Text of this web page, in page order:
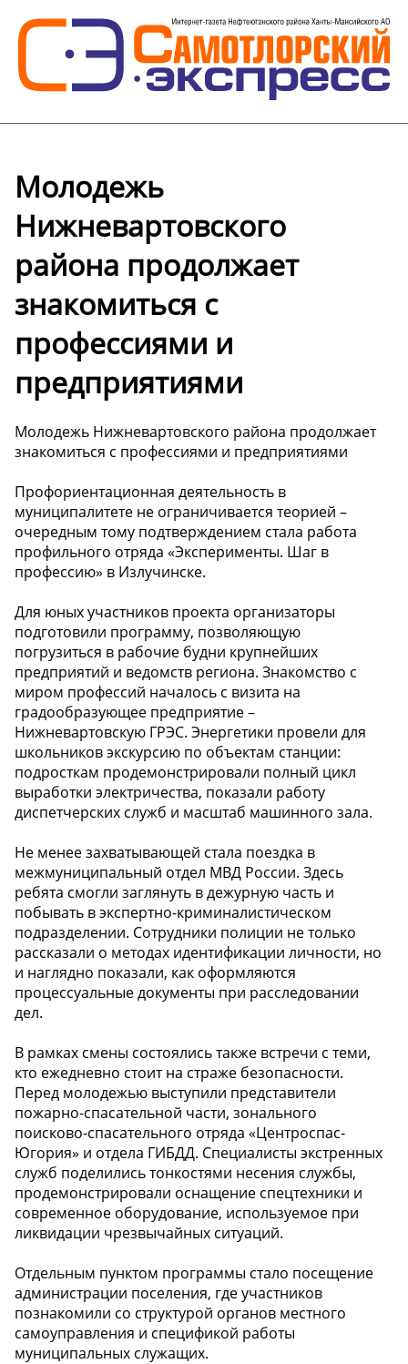
Молодежь
Нижневартовского
района продолжает
знакомиться с
профессиями и
предприятиями
Молодежь Нижневартовского района продолжает
знакомиться с профессиями и предприятиями
Профориентационная деятельность в
муниципалитете не ограничивается теорией –
очередным тому подтверждением стала работа
профильного отряда «Эксперименты. Шаг в
профессию» в Излучинске.
Для юных участников проекта организаторы
подготовили программу, позволяющую
погрузиться в рабочие будни крупнейших
предприятий и ведомств региона. Знакомство с
миром профессий началось с визита на
градообразующее предприятие –
Нижневартовскую ГРЭС. Энергетики провели для
школьников экскурсию по объектам станции:
подросткам продемонстрировали полный цикл
выработки электричества, показали работу
диспетчерских служб и масштаб машинного зала.
Не менее захватывающей стала поездка в
межмуниципальный отдел МВД России. Здесь
ребята смогли заглянуть в дежурную часть и
побывать в экспертно-криминалистическом
подразделении. Сотрудники полиции не только
рассказали о методах идентификации личности, но
и наглядно показали, как оформляются
процессуальные документы при расследовании
дел.
В рамках смены состоялись также встречи с теми,
кто ежедневно стоит на страже безопасности.
Перед молодежью выступили представители
пожарно-спасательной части, зонального
поисково-спасательного отряда «Центроспас-
Югория» и отдела ГИБДД. Специалисты экстренных
служб поделились тонкостями несения службы,
продемонстрировали оснащение спецтехники и
современное оборудование, используемое при
ликвидации чрезвычайных ситуаций.
Отдельным пунктом программы стало посещение
администрации поселения, где участников
познакомили со структурой органов местного
самоуправления и спецификой работы
муниципальных служащих.